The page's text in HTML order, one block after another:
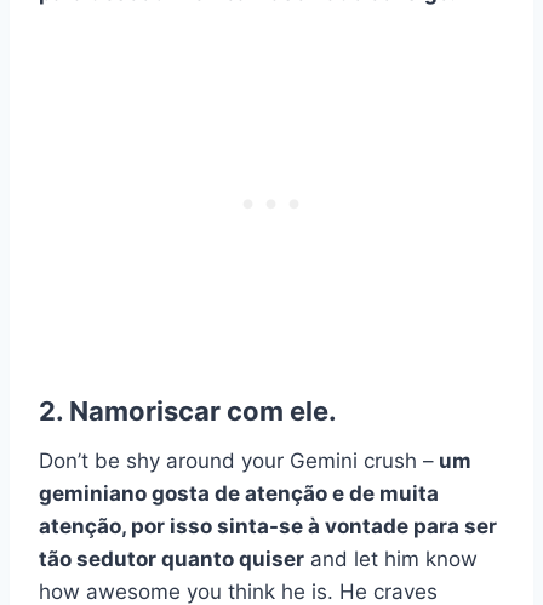
2. Namoriscar com ele.
Don’t be shy around your Gemini crush – um
geminiano gosta de atenção e de muita
atenção, por isso sinta-se à vontade para ser
tão sedutor quanto quiser and let him know
how awesome you think he is. He craves